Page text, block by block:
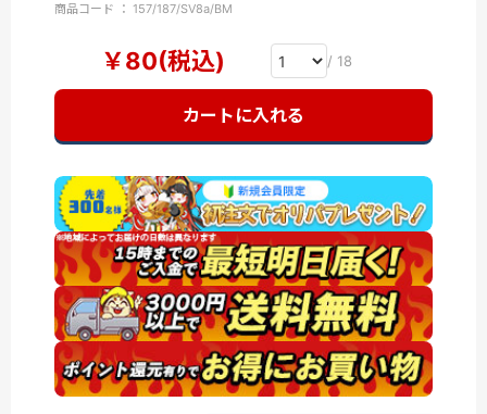
商品コード ： 157/187/SV8a/BM
￥80(税込) / 18
カートに入れる